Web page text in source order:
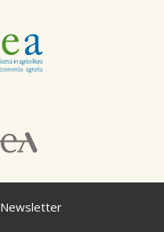
Newsletter